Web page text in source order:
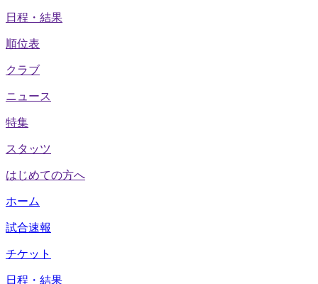
日程・結果
順位表
クラブ
ニュース
特集
スタッツ
はじめての方へ
ホーム
試合速報
チケット
日程・結果